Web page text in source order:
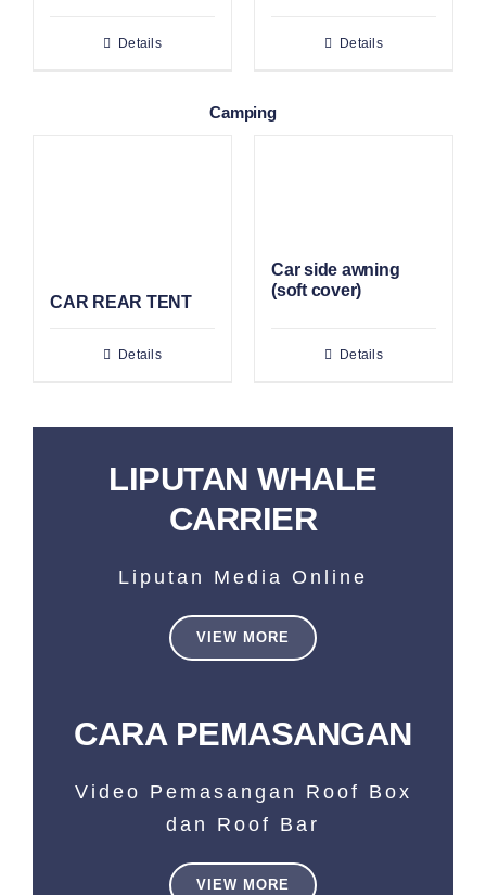
Details Details
Camping
CAR REAR TENT
Details
Car side awning
(soft cover)
Details
LIPUTAN WHALE
CARRIER
Liputan Media Online
VIEW MORE
CARA PEMASANGAN
Video Pemasangan Roof Box
dan Roof Bar
VIEW MORE